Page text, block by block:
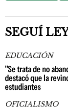
SEGUÍ
EDUCACIÓN
"Se trata de no
destacó que la
estudiantes
OFICIALISMO